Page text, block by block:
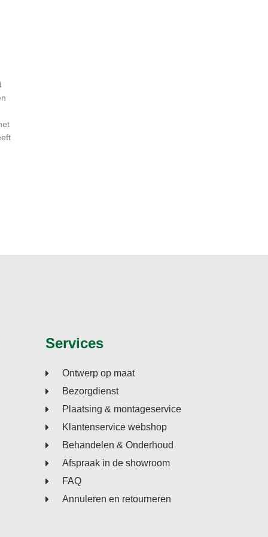
Services
Ontwerp op maat
Bezorgdienst
Plaatsing & montageservice
Klantenservice webshop
Behandelen & Onderhoud
Afspraak in de showroom
FAQ
Annuleren en retourneren